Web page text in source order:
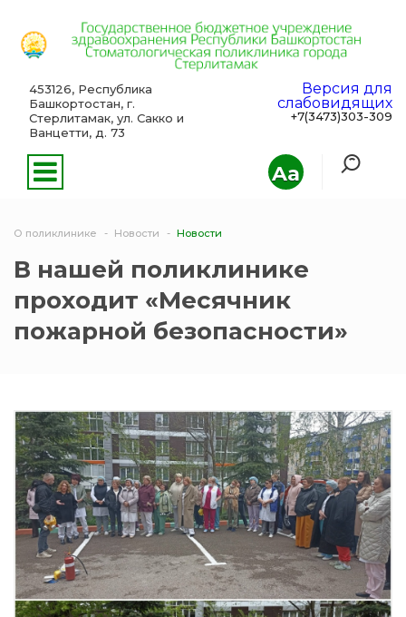
Aa
453126, Республика
Башкортостан, г.
Стерлитамак, ул. Сакко и
Ванцетти, д. 73
Версия для
слабовидящих
+7(3473)303-309
О поликлинике Новости Новости
В нашей поликлинике
проходит «Месячник
пожарной безопасности»